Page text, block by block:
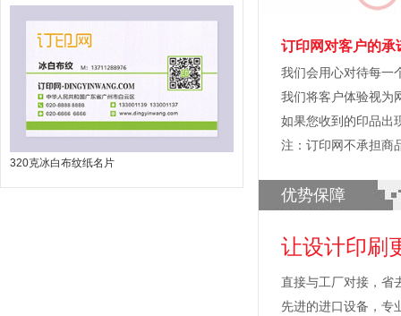
320克冰白布纹纸名片
订印网对客户的承
我们会用心对待每一
我们将客户体验视为
如果您收到的印品出
注：订印网不承担商
优势保障
让设计印刷
直接与工厂对接，省
先进的进口设备，专